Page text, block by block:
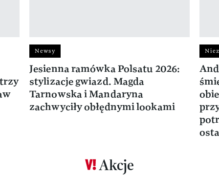
Newsy
Jesienna ramówka Polsatu 2026:
stylizacje gwiazd. Magda
Tarnowska i Mandaryna
zachwyciły obłędnymi lookami
Akcje